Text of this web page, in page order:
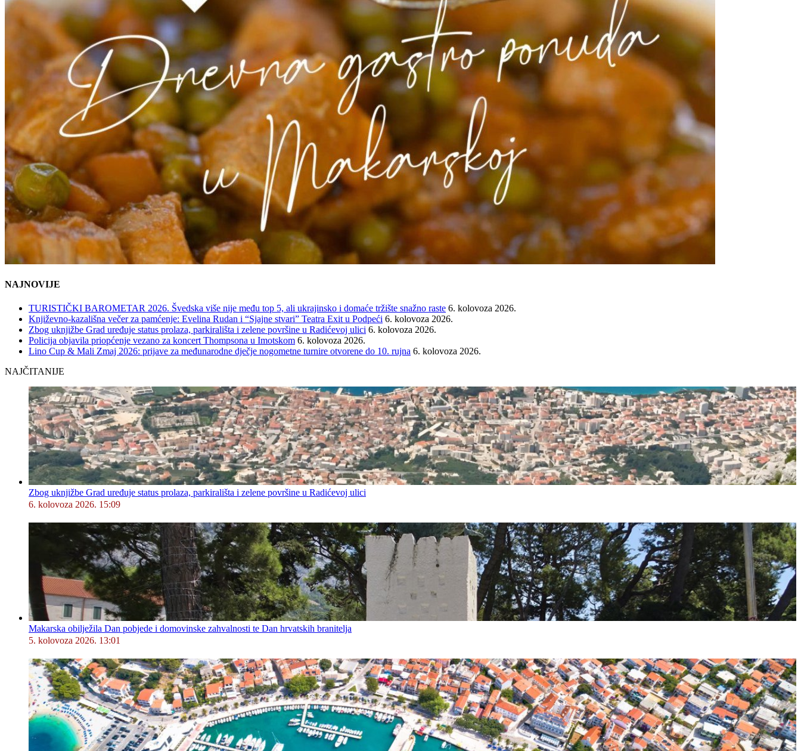
NAJNOVIJE
TURISTIČKI BAROMETAR 2026. Švedska više nije među top 5, ali ukrajinsko i domaće tržište snažno raste 6. kolovoza 2026.
Književno-kazališna večer za pamćenje: Evelina Rudan i “Sjajne stvari” Teatra Exit u Podpeći 6. kolovoza 2026.
Zbog uknjižbe Grad uređuje status prolaza, parkirališta i zelene površine u Radićevoj ulici 6. kolovoza 2026.
Policija objavila priopćenje vezano za koncert Thompsona u Imotskom 6. kolovoza 2026.
Lino Cup & Mali Zmaj 2026: prijave za međunarodne dječje nogometne turnire otvorene do 10. rujna 6. kolovoza 2026.
NAJČITANIJE
Zbog uknjižbe Grad uređuje status prolaza, parkirališta i zelene površine u Radićevoj ulici
6. kolovoza 2026. 15:09
Makarska obilježila Dan pobjede i domovinske zahvalnosti te Dan hrvatskih branitelja
5. kolovoza 2026. 13:01